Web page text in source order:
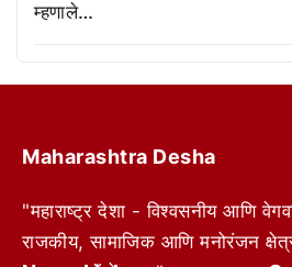
म्हणाले…
Maharashtra Desha
"महाराष्ट्र देशा - विश्वसनीय आणि
राजकीय, सामाजिक आणि मनोरंजन